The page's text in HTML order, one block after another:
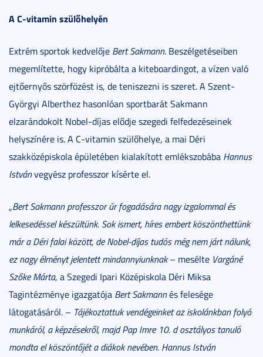
A C-vitamin szülőhelyén
Extrém sportok kedvelője Bert Sakmann. Beszélgetéseiben
megemlítette, hogy kipróbálta a kiteboardingot, a vízen való
ejtőernyős szörfözést is, de teniszezni is szeret. A Szent-
Györgyi Alberthez hasonlóan sportbarát Sakmann
elzarándokolt Nobel-díjas elődje szegedi felfedezéseinek
helyszínére is. A C-vitamin szülőhelye, a mai Déri
szakközépiskola épületében kialakított emlékszobába Hannus
Istvánvegyész professzor kísérte el.
„Bert Sakmann professzor úr fogadására nagy izgalommal és
lelkesedéssel készültünk. Sok ismert, híres embert köszönthettünk
már a Déri falai között, de Nobel-díjas tudós még nem járt nálunk,
ez nagy élményt jelentett mindannyiunknak– mesélte Vargáné
Szőke Márta, a Szegedi Ipari Középiskola Déri Miksa
Tagintézménye igazgatója Bert Sakmannés felesége
látogatásáról. – Tájékoztattuk vendégeinket az iskolánkban folyó
munkáról, a képzésekről, majd Pap Imre 10. d osztályos tanuló
mondta el köszöntőjét a diákok nevében. Hannus István